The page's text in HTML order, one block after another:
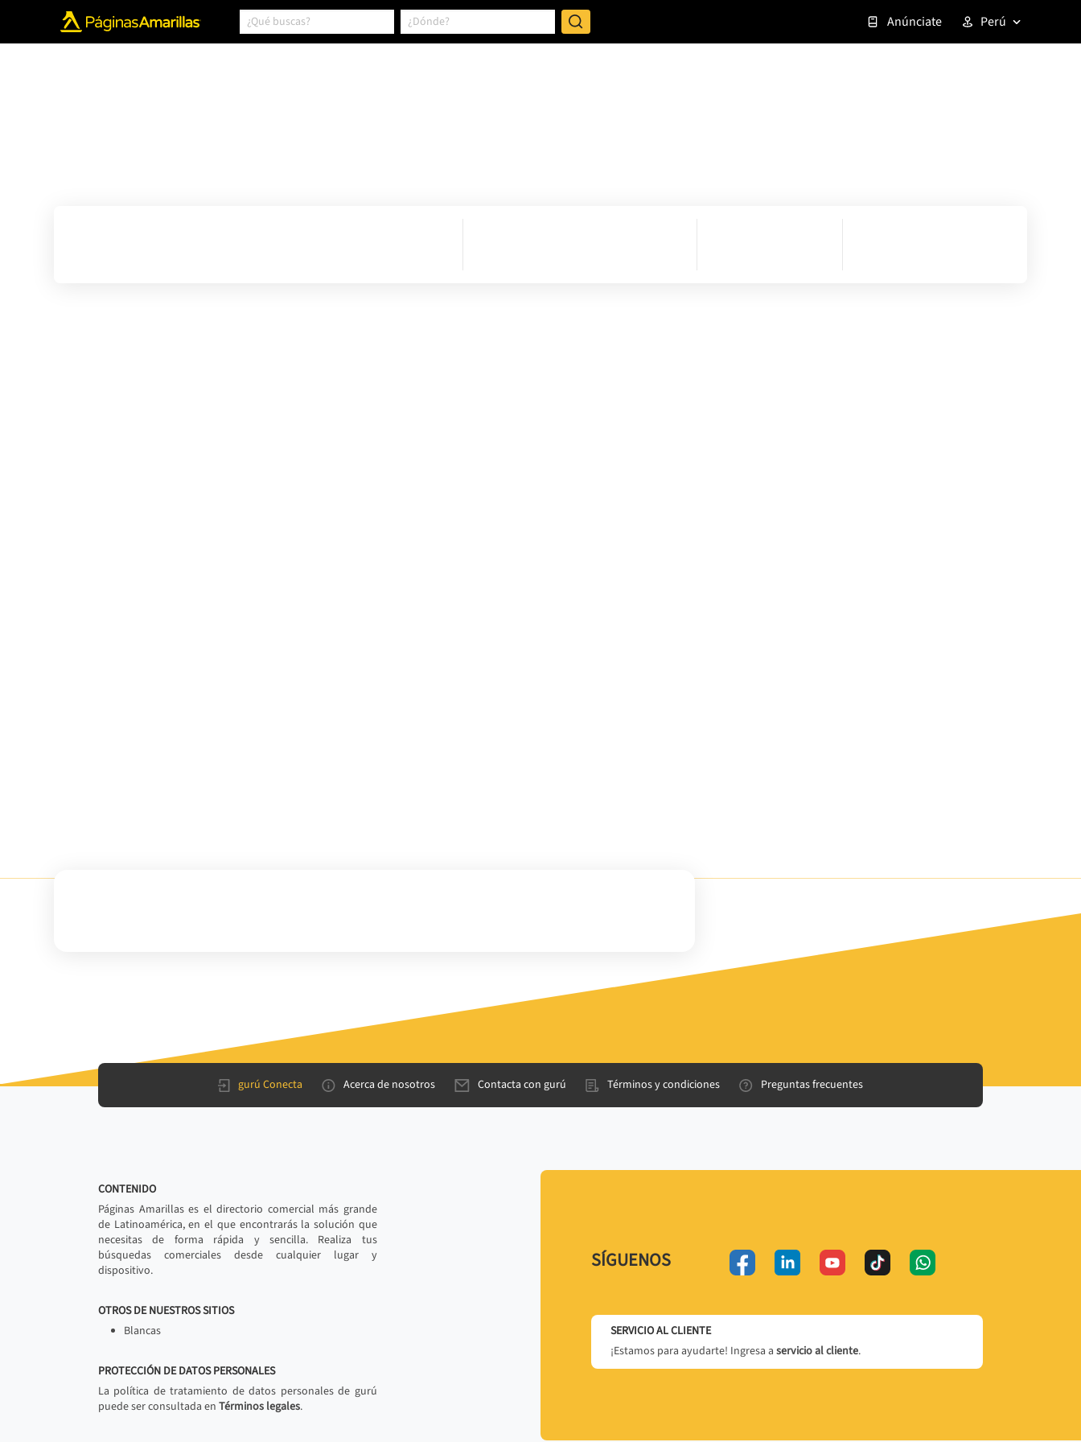
Anúnciate Perú
gurú Conecta Acerca de nosotros Contacta con gurú Términos y condiciones Preguntas frecuentes
CONTENIDO
Páginas Amarillas es el directorio comercial más grande
de Latinoamérica, en el que encontrarás la solución que
necesitas de forma rápida y sencilla. Realiza tus
búsquedas comerciales desde cualquier lugar y
dispositivo.
OTROS DE NUESTROS SITIOS
Blancas
PROTECCIÓN DE DATOS PERSONALES
La política de tratamiento de datos personales de gurú
puede ser consultada en Términos legales.
SÍGUENOS
SERVICIO AL CLIENTE
¡Estamos para ayudarte! Ingresa a servicio al cliente.